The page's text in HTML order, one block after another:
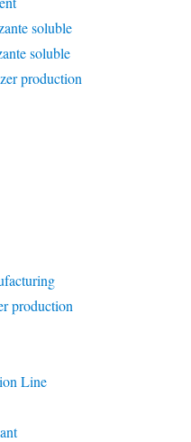
soluble
soluble
production
production
Line